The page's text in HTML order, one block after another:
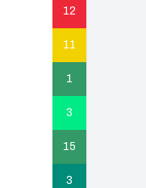
12
11
1
3
15
3